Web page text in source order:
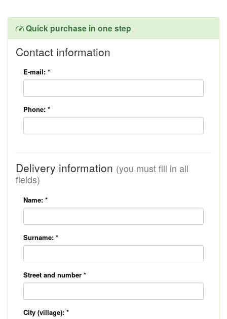
Quick purchase in one step
Contact information
E-mail: *
Phone: *
Delivery information (you must fill in all
fields)
Name: *
Surname: *
Street and number *
City (village): *